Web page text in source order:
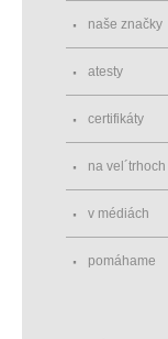
naše značky
atesty
certifikáty
na vel´trhoch
v médiách
pomáhame